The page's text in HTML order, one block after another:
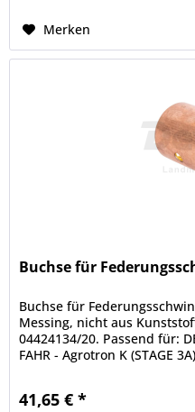
Merken
Buchse für
Buchse für
Messing, nicht aus
04424134/20. Passend für:
FAHR - Agrotron K (STAGE
41,65 € *